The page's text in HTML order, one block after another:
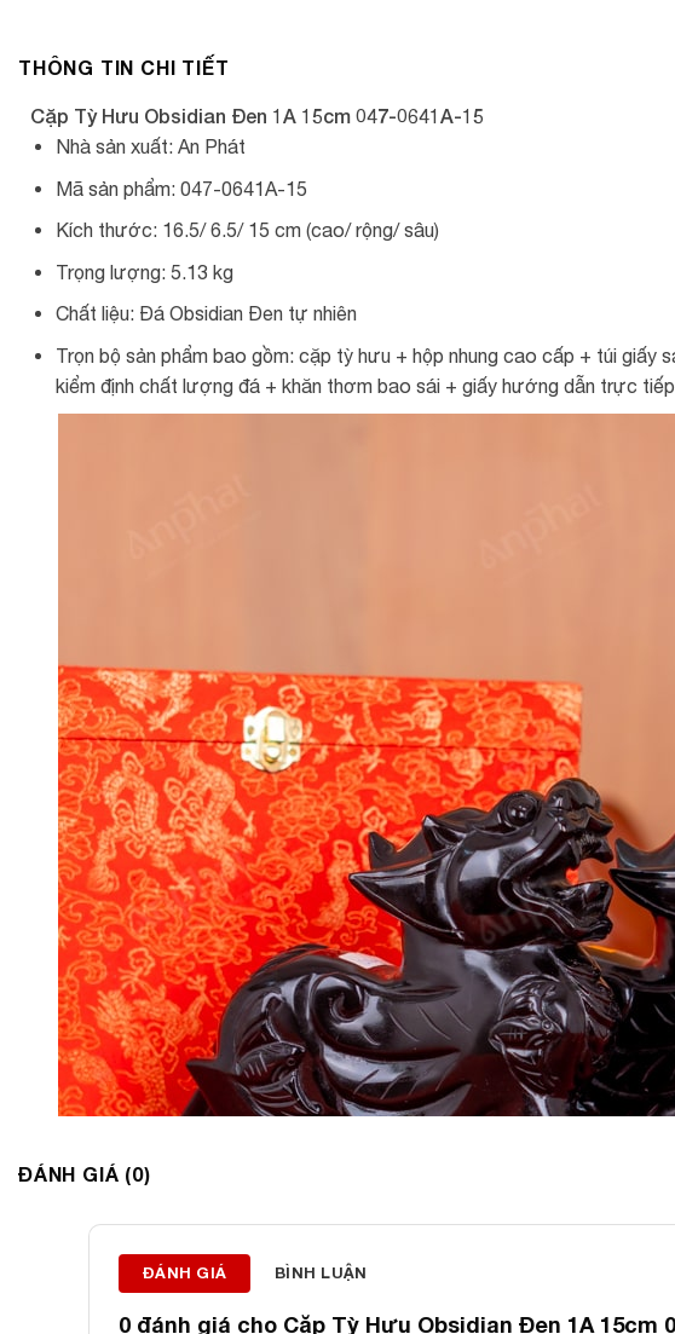
THÔNG TIN CHI TIẾT
Cặp Tỳ Hưu Obsidian Đen 1A 15cm 047-0641A-15
Nhà sản xuất: An Phát
Mã sản phẩm: 047-0641A-15
Kích thước: 16.5/ 6.5/ 15 cm (cao/ rộng/ sâu)
Trọng lượng: 5.13 kg
Chất liệu: Đá Obsidian Đen tự nhiên
Trọn bộ sản phẩm bao gồm: cặp tỳ hưu + hộp nhung cao cấp + túi giấy
kiểm định chất lượng đá + khăn thơm bao sái + giấy hướng dẫn trực
ĐÁNH GIÁ (0)
ĐÁNH GIÁ BÌNH LUẬN
0 đánh giá cho Cặp Tỳ Hưu Obsidian Đen 1A 15cm